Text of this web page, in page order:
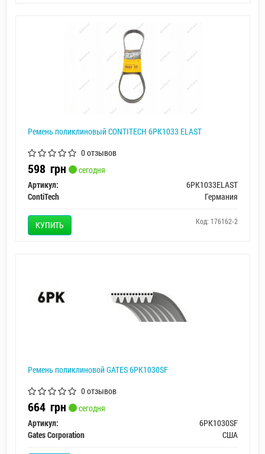
Ремень поликлиновый CONTITECH 6PK1033 ELAST
0 отзывов
598 грн
сегодня
Артикул:
6PK1033ELAST
ContiTech
Германия
КУПИТЬ Код: 176162-2
Ремень поликлиновой GATES 6PK1030SF
0 отзывов
664 грн
сегодня
Артикул:
6PK1030SF
Gates Corporation
США